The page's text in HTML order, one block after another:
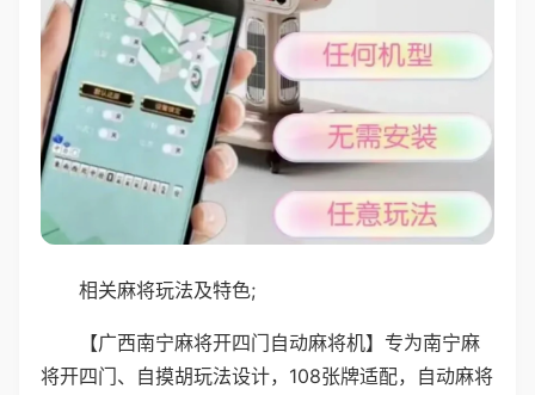
相关麻将玩法及特色;
【广西南宁麻将开四门自动麻将机】专为南宁麻
将开四门、自摸胡玩法设计，108张牌适配，自动麻将